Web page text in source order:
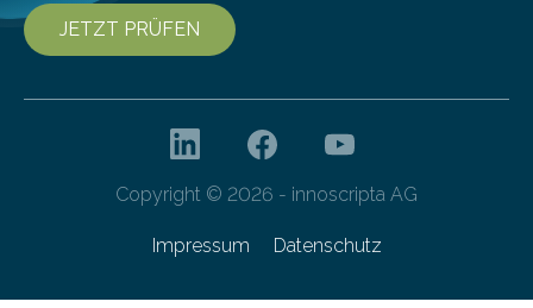
JETZT PRÜFEN
Copyright © 2026 - innoscripta AG
Impressum Datenschutz